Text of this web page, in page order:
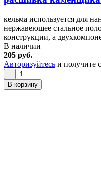
кельма используется для
нержавеющее стальное
конструкции, а
В наличии
205 руб.
Авторизуйтесь и получите
−
В корзину